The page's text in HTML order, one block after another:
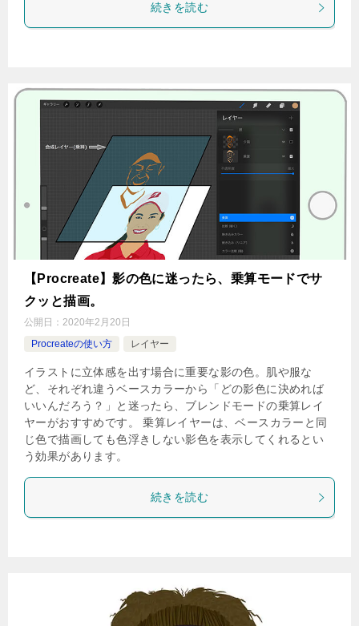
続きを読む
【Procreate】影の色に迷ったら、乗算モードでサ
クッと描画。
公開日： 2020年2月20日
Procreateの使い方
レイヤー
イラストに立体感を出す場合に重要な影の色。肌や服な
ど、それぞれ違うベースカラーから「どの影色に決めれば
いいんだろう？」と迷ったら、ブレンドモードの乗算レイ
ヤーがおすすめです。 乗算レイヤーは、ベースカラーと同
じ色で描画しても色浮きしない影色を表示してくれるとい
う効果があります。
続きを読む